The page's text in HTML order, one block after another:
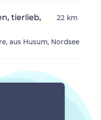
tierlieb,
aus Husum, Nordsee
22 km